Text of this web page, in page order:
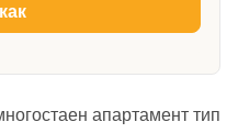
апартамент тип